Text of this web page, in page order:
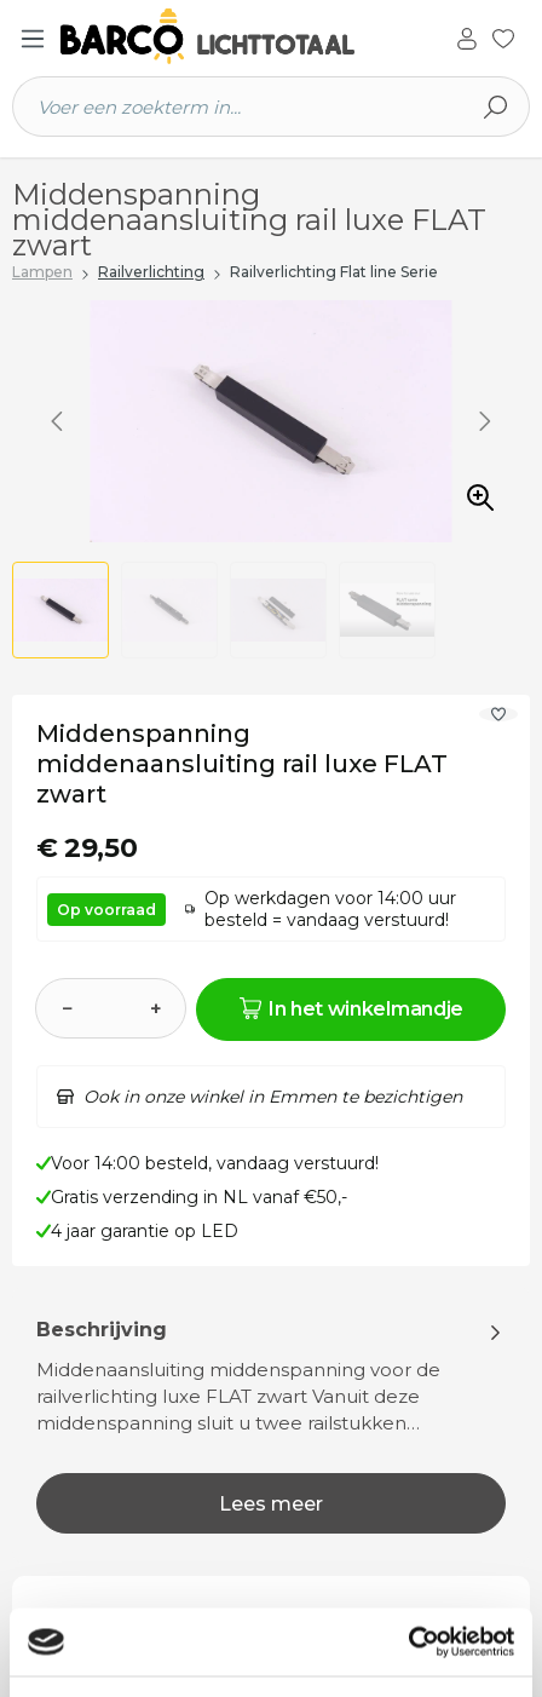
hoofdinhoud
Middenspanning
middenaansluiting rail luxe FLAT
zwart
Lampen Railverlichting Railverlichting Flat line Serie
Middenspanning
middenaansluiting rail luxe FLAT
zwart
€ 29,50
Op voorraad
Op werkdagen voor 14:00 uur
besteld = vandaag verstuurd!
− + In het winkelmandje
Ook in onze winkel in Emmen te bezichtigen
Voor 14:00 besteld, vandaag verstuurd!
Gratis verzending in NL vanaf €50,-
4 jaar garantie op LED
Beschrijving
Middenaansluiting middenspanning voor de
railverlichting luxe FLAT zwart Vanuit deze
middenspanning sluit u twee railstukken…
Lees meer
Rian